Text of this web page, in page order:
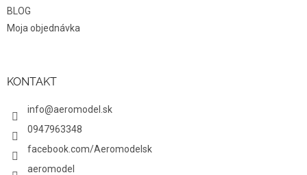
BLOG
Moja objednávka
KONTAKT
info@aeromodel.sk
0947963348
facebook.com/Aeromodelsk
aeromodel